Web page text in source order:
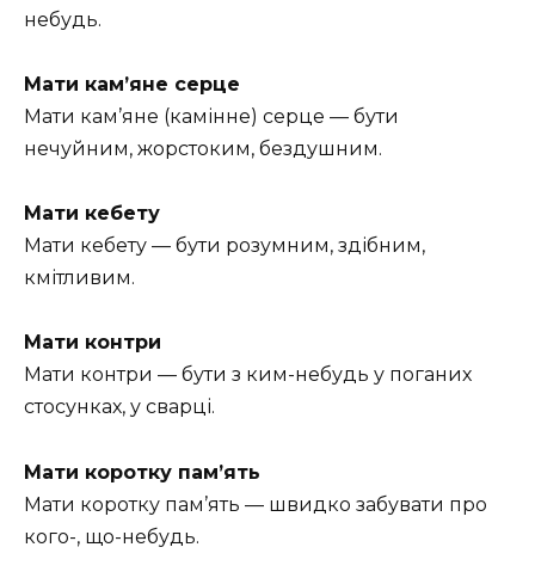
небудь.
Мати кам’яне серце
Мати кам’яне (камінне) серце — бути
нечуйним, жорстоким, бездушним.
Мати кебету
Мати кебету — бути розумним, здібним,
кмітливим.
Мати контри
Мати контри — бути з ким-небудь у поганих
стосунках, у сварці.
Мати коротку пам’ять
Мати коротку пам’ять — швидко забувати про
кого-, що-небудь.